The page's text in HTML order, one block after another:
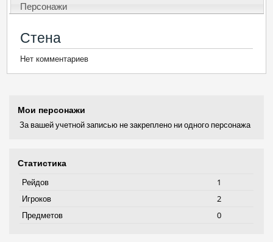
Мои персонажи
За вашей учетной записью не закреплено ни одного персонажа
Статистика
Рейдов
1
Игроков
2
Предметов
0
Персонажи
Стена
Нет комментариев